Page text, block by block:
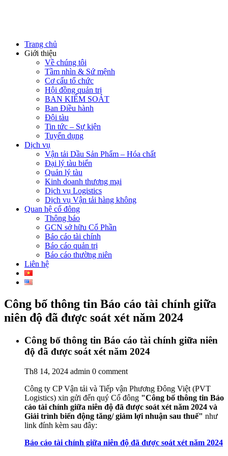
Trang chủ
Giới thiệu
Về chúng tôi
Tầm nhìn & Sứ mệnh
Cơ cấu tổ chức
Hội đồng quản trị
BAN KIỂM SOÁT
Ban Điều hành
Đội tàu
Tin tức – Sự kiện
Tuyển dụng
Dịch vụ
Vận tải Dầu Sản Phẩm – Hóa chất
Đại lý tàu biển
Quản lý tàu
Kinh doanh thương mại
Dịch vụ Logistics
Dịch vụ Vận tải hàng không
Quan hệ cổ đông
Thông báo
GCN sở hữu Cổ Phần
Báo cáo tài chính
Báo cáo quản trị
Báo cáo thường niên
Liên hệ
Công bố thông tin Báo cáo tài chính giữa
niên độ đã được soát xét năm 2024
Công bố thông tin Báo cáo tài chính giữa niên
độ đã được soát xét năm 2024
Th8 14, 2024 admin 0 comment
Công ty CP Vận tải và Tiếp vận Phương Đông Việt (PVT
Logistics) xin gửi đến quý Cổ đông "Công bố thông tin Báo
cáo tài chính giữa niên độ đã được soát xét năm 2024 và
Giải trình biến động tăng/ giảm lợi nhuận sau thuế" như
link đính kèm sau đây:
Báo cáo tài chính giữa niên độ đã được soát xét năm 2024